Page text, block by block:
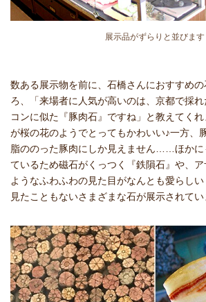
展示品がずらりと並びます
数ある展示物を前に、石橋さんにおすすめ
ろ、「来場者に人気が高いのは、京都で採
コンに似た『豚肉石』ですね」と教えてく
が桜の花のようでとってもかわいい♪一方、
脂ののった豚肉にしか見えません……ほかに
ているため磁石がくっつく『鉄隕石』や、
ようなふわふわの見た目がなんとも愛らしい
見たこともないさまざまな石が展示されてい